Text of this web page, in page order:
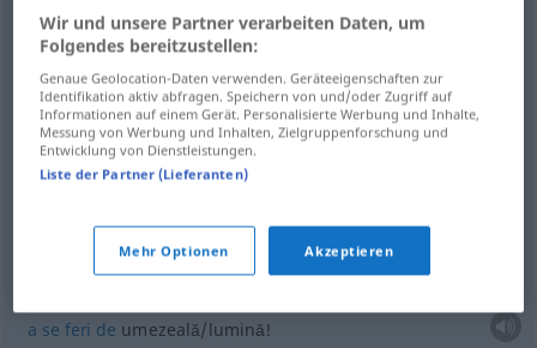
Beispiele
apăra pe cineva deceva
das schützt vorKälte
a se feri de umezeală/lumină!
Wir und unsere Partner verarbeiten Daten, um
Folgendes bereitzustellen:
Genaue Geolocation-Daten verwenden. Geräteeigenschaften zur
Identifikation aktiv abfragen. Speichern von und/oder Zugriff auf
Informationen auf einem Gerät. Personalisierte Werbung und Inhalte,
Messung von Werbung und Inhalten, Zielgruppenforschung und
Entwicklung von Dienstleistungen.
Liste der Partner (Lieferanten)
Mehr Optionen Akzeptieren